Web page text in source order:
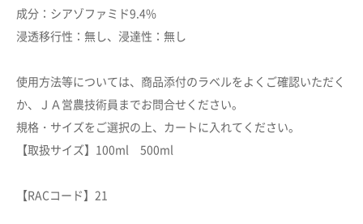
お買い物を続ける
カートへ進む
成分：シアゾファミド9.4%
浸透移行性：無し、浸達性：無し
使用方法等については、商品添付のラベルをよくご確認いただく
か、ＪＡ営農技術員までお問合せください。
規格・サイズをご選択の上、カートに入れてください。
【取扱サイズ】100ml 500ml
【RACコード】21